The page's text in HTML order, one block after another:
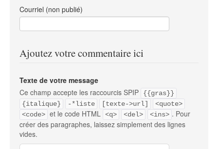
Courriel (non publié)
Ajoutez votre commentaire ici
Texte de votre message
Ce champ accepte les raccourcis SPIP
{{gras}}
{italique}
-*liste [texte->url]
<quote>
<code> et le code HTML <q> <del> <ins> . Pour
créer des paragraphes, laissez simplement des lignes
vides.